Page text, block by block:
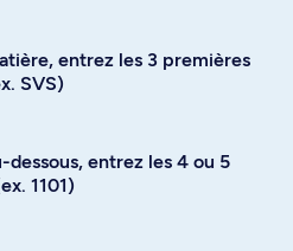
entrez les 3 premières
SVS)
dessous, entrez les 4 ou 5
1101)